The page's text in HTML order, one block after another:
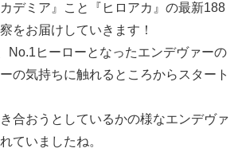
カデミア』こと『ヒロアカ』の最新188
をお届けしていきます！
No.1ヒーローとなったエンデヴァーの
の気持ちに触れるところからスタート
合おうとしているかの様なエンデヴァ
ていましたね。